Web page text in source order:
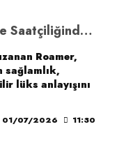
ROAMER - İsviçre Saatçiliğinde Zarif Bir Yolculuk
Roamer,
sağlamlık,
lüks anlayışını
01/07/2026 11:30